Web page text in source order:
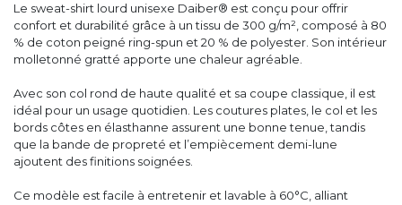
Le sweat-shirt lourd unisexe Daiber® est conçu pour offrir
confort et durabilité grâce à un tissu de 300 g/m², composé à 80
% de coton peigné ring-spun et 20 % de polyester. Son intérieur
molletonné gratté apporte une chaleur agréable.
Avec son col rond de haute qualité et sa coupe classique, il est
idéal pour un usage quotidien. Les coutures plates, le col et les
bords côtes en élasthanne assurent une bonne tenue, tandis
que la bande de propreté et l’empiècement demi-lune
ajoutent des finitions soignées.
Ce modèle est facile à entretenir et lavable à 60°C, alliant